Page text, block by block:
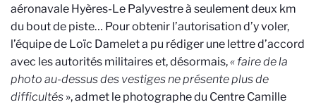
aéronavale Hyères-Le Palyvestre à seulement deux km
du bout de piste… Pour obtenir l’autorisation d’y voler,
l’équipe de Loïc Damelet a pu rédiger une lettre d’accord
avec les autorités militaires et, désormais,« faire de la
photo au-dessus des vestiges ne présente plus de
difficultés », admet le photographe du Centre Camille